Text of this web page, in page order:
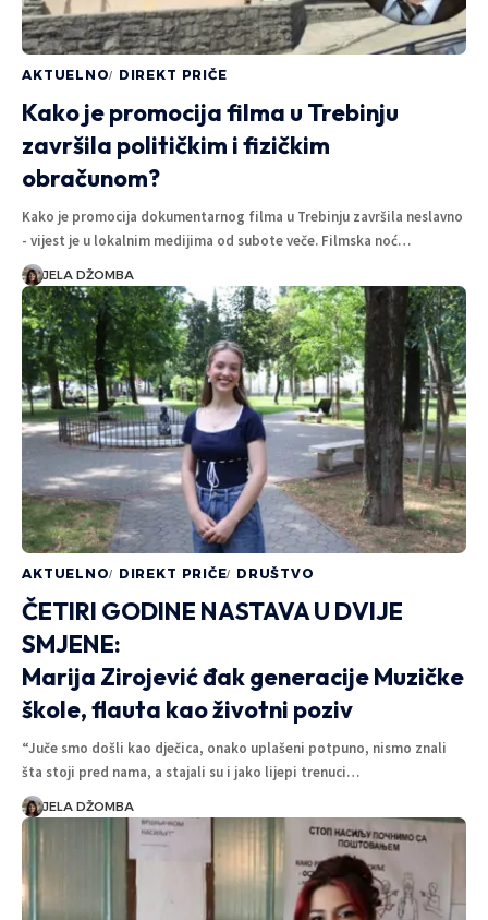
AKTUELNO DIREKT PRIČE
Kako je promocija filma u Trebinju
završila političkim i fizičkim
obračunom?
Kako je promocija dokumentarnog filma u Trebinju završila neslavno
- vijest je u lokalnim medijima od subote veče. Filmska noć…
JELA DŽOMBA
AKTUELNO DIREKT PRIČE DRUŠTVO
ČETIRI GODINE NASTAVA U DVIJE
SMJENE:
Marija Zirojević đak generacije Muzičke
škole, flauta kao životni poziv
“Juče smo došli kao dječica, onako uplašeni potpuno, nismo znali
šta stoji pred nama, a stajali su i jako lijepi trenuci…
JELA DŽOMBA